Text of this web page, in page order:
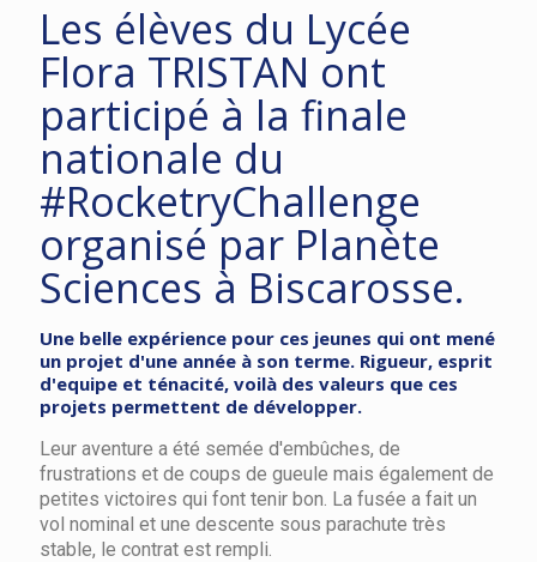
Les élèves du Lycée
Flora TRISTAN ont
participé à la finale
nationale du
#RocketryChallenge
organisé par Planète
Sciences à Biscarosse.
Une belle expérience pour ces jeunes qui ont mené
un projet d'une année à son terme. Rigueur, esprit
d'equipe et ténacité, voilà des valeurs que ces
projets permettent de développer.
Leur aventure a été semée d'embûches, de
frustrations et de coups de gueule mais également de
petites victoires qui font tenir bon. La fusée a fait un
vol nominal et une descente sous parachute très
stable, le contrat est rempli.